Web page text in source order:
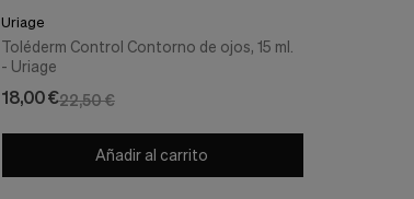
Uriage
Toléderm Control Contorno de ojos, 15 ml.
- Uriage
22,50 €
18,00 €
Añadir al carrito